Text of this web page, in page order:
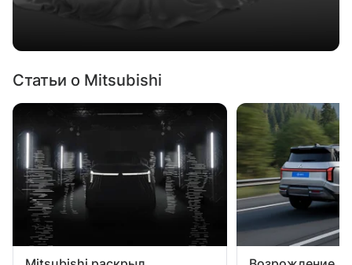
Статьи о Mitsubishi